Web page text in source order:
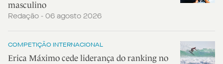
masculino
Redação - 06 agosto 2026
COMPETIÇÃO INTERNACIONAL
Erica Máximo cede liderança do ranking no